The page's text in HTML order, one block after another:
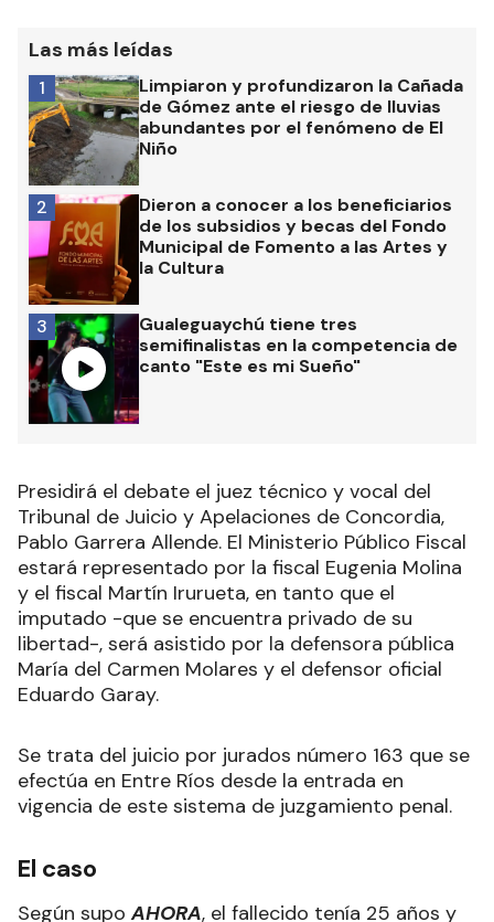
Las más leídas
Limpiaron y profundizaron la Cañada
de Gómez ante el riesgo de lluvias
abundantes por el fenómeno de El
Niño
1
Dieron a conocer a los beneficiarios
de los subsidios y becas del Fondo
Municipal de Fomento a las Artes y
la Cultura
2
Gualeguaychú tiene tres
semifinalistas en la competencia de
canto "Este es mi Sueño"
3
Presidirá el debate el juez técnico y vocal del
Tribunal de Juicio y Apelaciones de Concordia,
Pablo Garrera Allende. El Ministerio Público Fiscal
estará representado por la fiscal Eugenia Molina
y el fiscal Martín Irurueta, en tanto que el
imputado -que se encuentra privado de su
libertad-, será asistido por la defensora pública
María del Carmen Molares y el defensor oficial
Eduardo Garay.
Se trata del juicio por jurados número 163 que se
efectúa en Entre Ríos desde la entrada en
vigencia de este sistema de juzgamiento penal.
El caso
Según supoAHORA, el fallecido tenía 25 años y